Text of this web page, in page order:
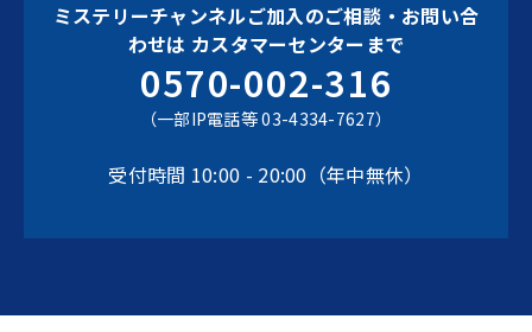
ミステリーチャンネルご加入のご相談・お問い合
わせは カスタマーセンターまで
0570-002-316
（一部IP電話等 03-4334-7627）
受付時間 10:00 - 20:00（年中無休）